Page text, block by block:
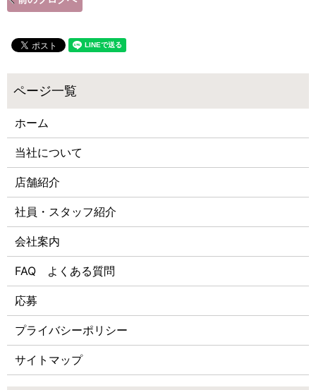
ホーム
当社について
店舗紹介
社員・スタッフ紹介
会社案内
FAQ よくある質問
応募
プライバシーポリシー
サイトマップ